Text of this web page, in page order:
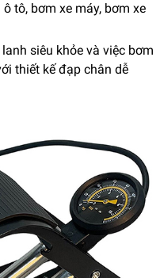
tô, bơm xe máy, bơm xe
siêu khỏe và việc bơm
thiết kế đạp chân dễ